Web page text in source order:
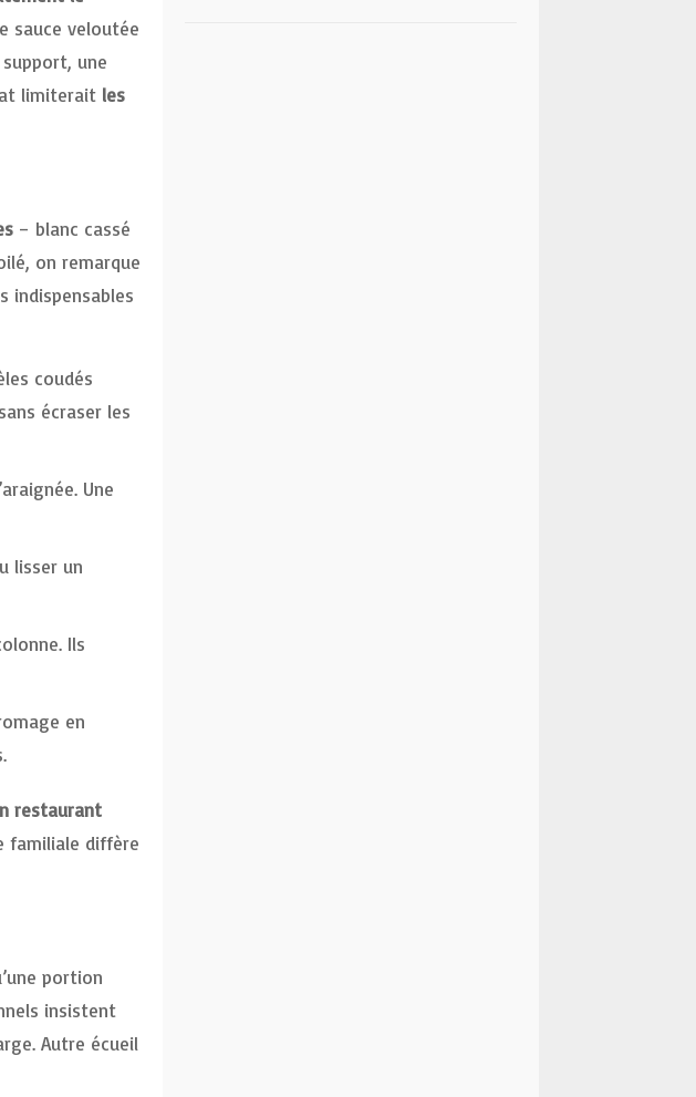
sauce veloutée
une
limiterait les
– blanc cassé
on remarque
indispensables
coudés
écraser les
Une
lisser un
Ils
en
restaurant
familiale diffère
portion
insistent
Autre écueil